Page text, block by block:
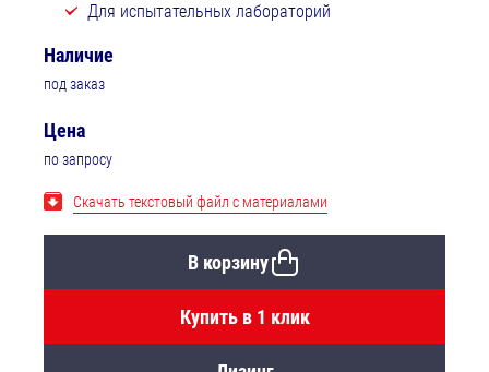
Для испытательных лабораторий
Наличие
под заказ
Цена
по запросу
Скачать текстовый файл с материалами
В корзину
Купить в 1 клик